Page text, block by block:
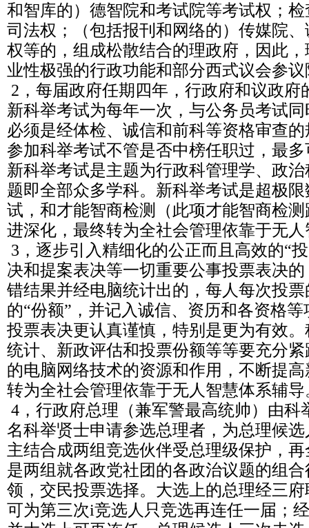
和智库的）德智院和考试院等考试权；
司法权；（包括报刊和网络的）传媒院
权等的，组成松散结合的理政府，因此
业性极强的行政功能和部分西式议会参
2，每届政府任期四年，行政府和议政府
新科举考试为每年一次，与公务员考试
必须是经体检、诚信和前科等资格审查
参加科举考试不管是否中榜任职过，最
新科举考试是主题为行政科管理学、政
题即全部众多学科。新科举考试是超极
试，和才能智商检测（此项才能智商检
进深化，最终转为全社会管理依靠于无
3，逐步引入精细化的公正而且高效的“
决和提案表决等一切重要公事投票表决
错结果并经电脑统计出的，每人每次投
的“份额”，并记入诚信、资历和各资格
投票表决更认真谨慎，特别是更为有效
统计、新政评估和投票份额等等要充分
的电脑网络技术的资源和作用，不断提
转为全社会管理依靠于无人智慧体系辅导
4，行政府总理（兼军警最高统帅）由科
名科举贤士申请参选总理者，为总理候
主结合成两组竞选伙伴受总理级保护，
是两组就各政党社团的各政治议题的组
领，交民投票选择。大选上的总理经三
可为第三次i竞选人只竞选再连任一届；